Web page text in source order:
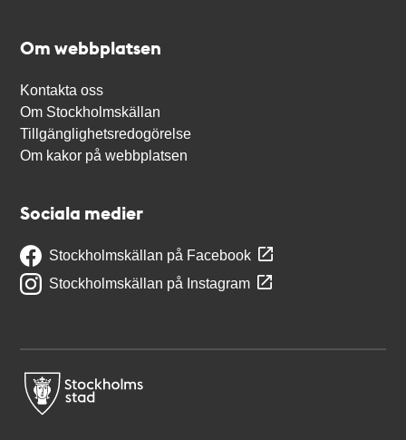
Om webbplatsen
Kontakta oss
Om Stockholmskällan
Tillgänglighetsredogörelse
Om kakor på webbplatsen
Sociala medier
Stockholmskällan på Facebook
Stockholmskällan på Instagram